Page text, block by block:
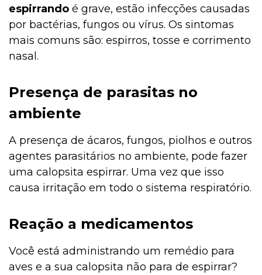
espirrando é grave, estão infecções causadas
por bactérias, fungos ou vírus. Os sintomas
mais comuns são: espirros, tosse e corrimento
nasal.
Presença de parasitas no
ambiente
A presença de ácaros, fungos, piolhos e outros
agentes parasitários no ambiente, pode fazer
uma calopsita espirrar. Uma vez que isso
causa irritação em todo o sistema respiratório.
Reação a medicamentos
Você está administrando um remédio para
aves e a sua calopsita não para de espirrar?